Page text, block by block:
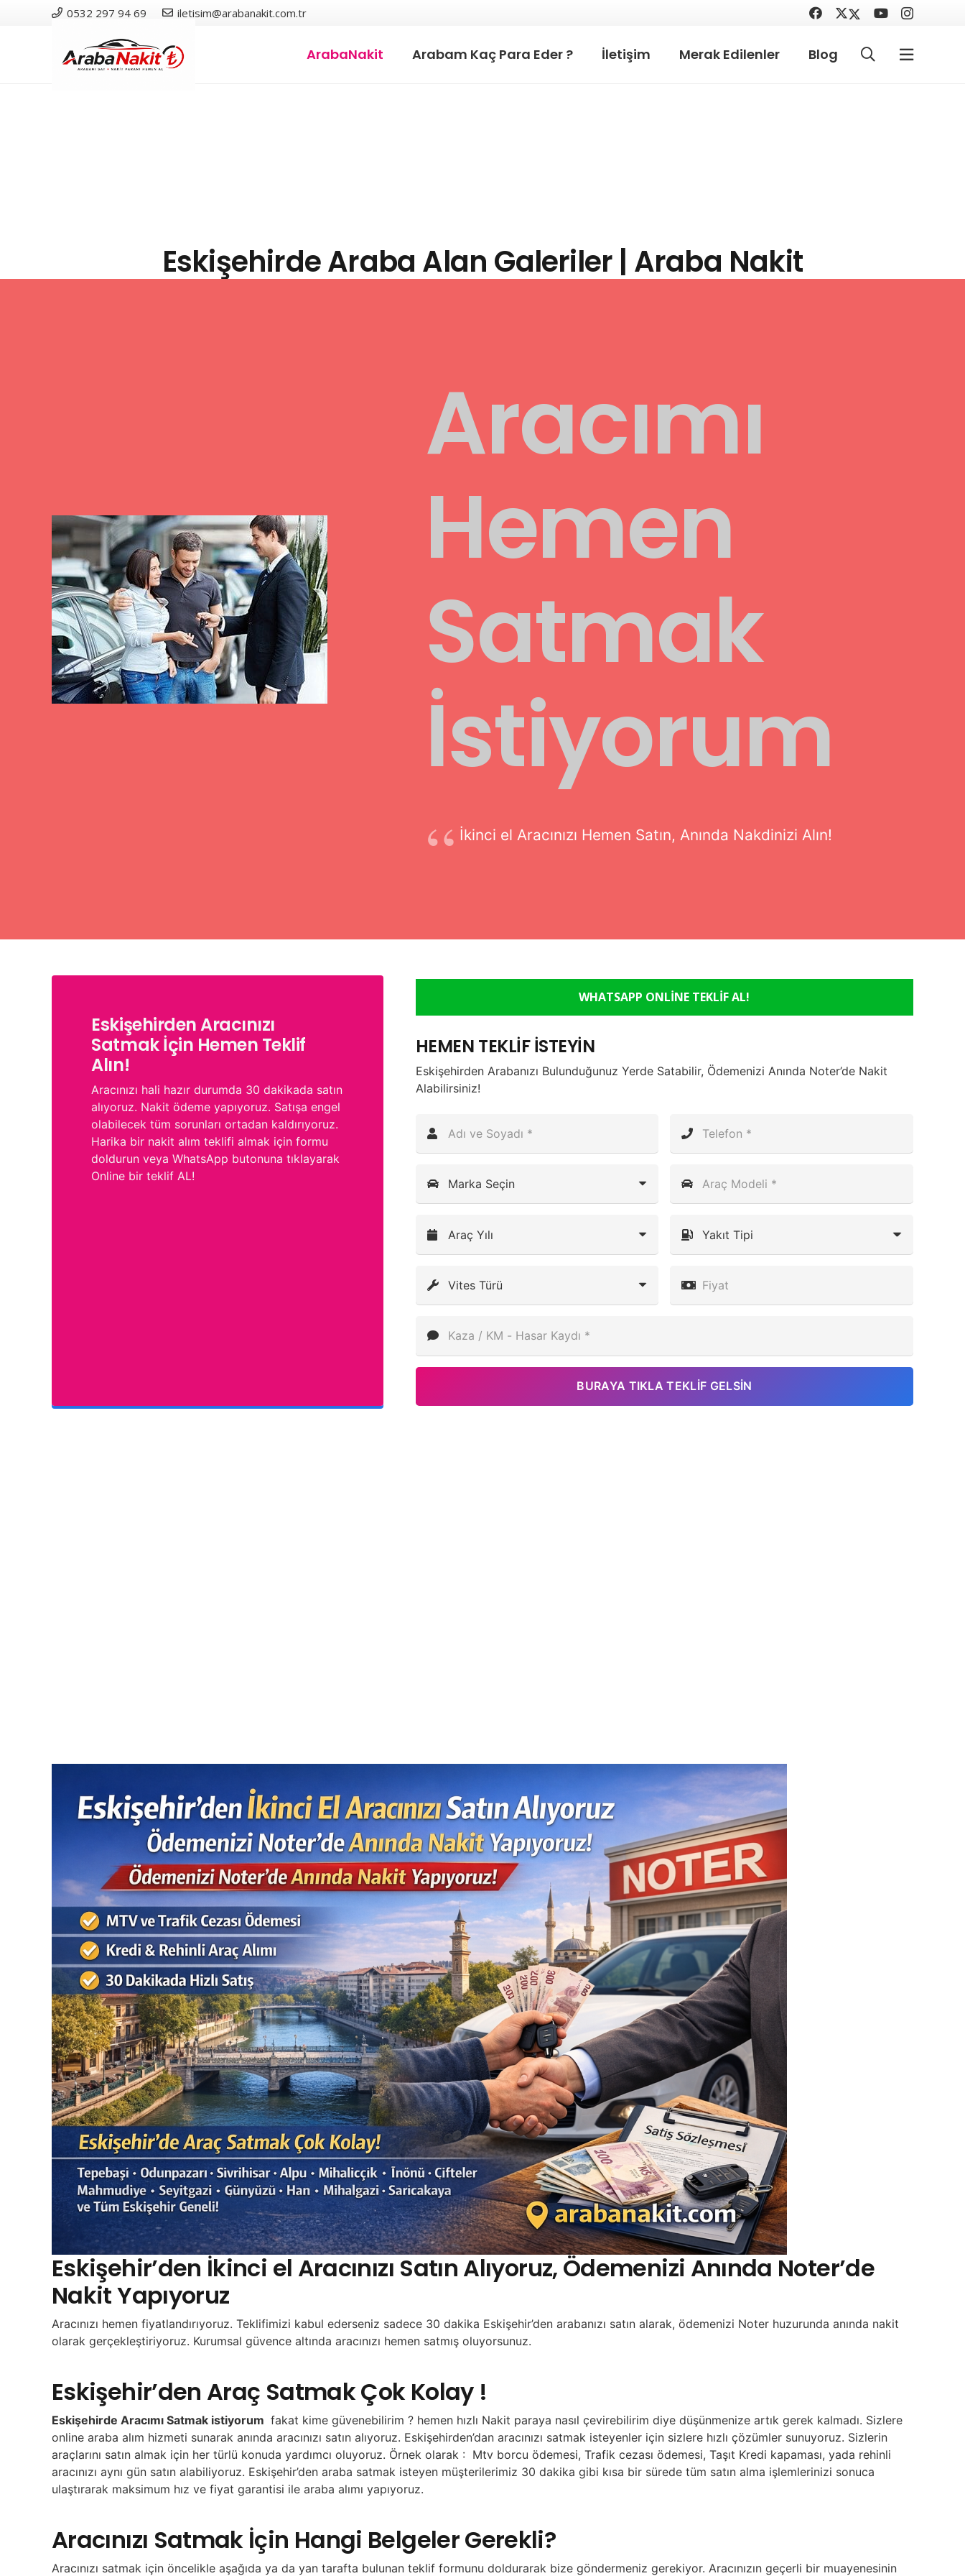
0532 297 94 69 iletisim@arabanakit.com.tr
ArabaNakit Arabam Kaç Para Eder ? İletişim Merak Edilenler Blog
Eskişehirde Araba Alan Galeriler | Araba Nakit
Aracımı
Hemen
Satmak
İstiyorum
İkinci el Aracınızı Hemen Satın, Anında Nakdinizi Alın!
Eskişehirden Aracınızı
Satmak İçin Hemen Teklif
Alın!
Aracınızı hali hazır durumda 30 dakikada satın
alıyoruz. Nakit ödeme yapıyoruz. Satışa engel
olabilecek tüm sorunları ortadan kaldırıyoruz.
Harika bir nakit alım teklifi almak için formu
doldurun veya WhatsApp butonuna tıklayarak
Online bir teklif AL!
WHATSAPP ONLİNE TEKLİF AL!
HEMEN TEKLİF İSTEYİN
Eskişehirden Arabanızı Bulunduğunuz Yerde Satabilir, Ödemenizi Anında Noter’de Nakit
Alabilirsiniz!
BURAYA TIKLA TEKLIF GELSIN
Eskişehir’den İkinci el Aracınızı Satın Alıyoruz, Ödemenizi Anında Noter’de
Nakit Yapıyoruz
Aracınızı hemen fiyatlandırıyoruz. Teklifimizi kabul ederseniz sadece 30 dakika Eskişehir’den arabanızı satın alarak, ödemenizi Noter huzurunda anında nakit
olarak gerçekleştiriyoruz. Kurumsal güvence altında aracınızı hemen satmış oluyorsunuz.
Eskişehir’den Araç Satmak Çok Kolay !
Eskişehirde Aracımı Satmak istiyorum fakat kime güvenebilirim ? hemen hızlı Nakit paraya nasıl çevirebilirim diye düşünmenize artık gerek kalmadı. Sizlere
online araba alım hizmeti sunarak anında aracınızı satın alıyoruz. Eskişehirden’dan aracınızı satmak isteyenler için sizlere hızlı çözümler sunuyoruz. Sizlerin
araçlarını satın almak için her türlü konuda yardımcı oluyoruz. Örnek olarak : Mtv borcu ödemesi, Trafik cezası ödemesi, Taşıt Kredi kapaması, yada rehinli
aracınızı aynı gün satın alabiliyoruz. Eskişehir’den araba satmak isteyen müşterilerimiz 30 dakika gibi kısa bir sürede tüm satın alma işlemlerinizi sonuca
ulaştırarak maksimum hız ve fiyat garantisi ile araba alımı yapıyoruz.
Aracınızı Satmak İçin Hangi Belgeler Gerekli?
Aracınızı satmak için öncelikle aşağıda ya da yan tarafta bulunan teklif formunu doldurarak bize göndermeniz gerekiyor. Aracınızın geçerli bir muayenesinin